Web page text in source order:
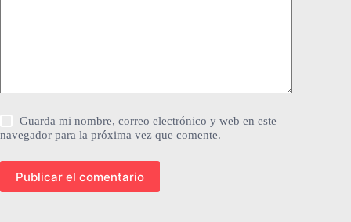
Guarda mi nombre, correo electrónico y web en este
navegador para la próxima vez que comente.
Publicar el comentario